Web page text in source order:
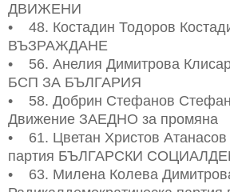
ДВИЖЕНИ
• 48. Костадин Тодоров
ВЪЗРАЖДАНЕ
• 56. Анелия Димитрова
БСП ЗА БЪЛГАРИЯ
• 58. Добрин Стефанов
Движение ЗАЕДНО за промяна
• 61. Цветан Христов Атанасов
партия БЪЛГАРСКИ
• 63. Милена Колева